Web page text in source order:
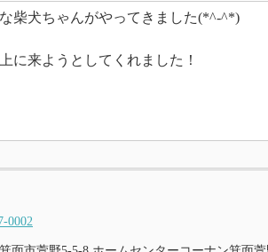
柴犬ちゃんがやってきました(*^-^*)
に来ようとしてくれました！
0002